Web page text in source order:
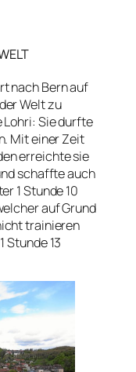
nach Bern auf
Welt zu
Lohri: Sie durfte
Mit einer Zeit
erreichte sie
schaffte auch
1 Stunde 10
auf Grund
trainieren
Stunde 13